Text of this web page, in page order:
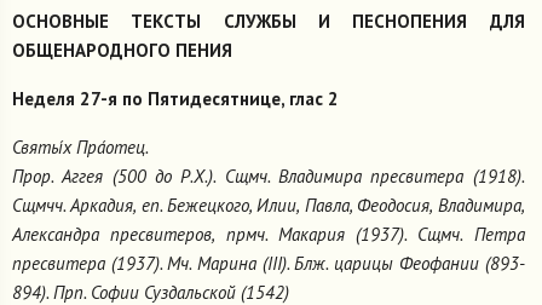
ОСНОВНЫЕ ТЕКСТЫ СЛУЖБЫ И ПЕСНОПЕНИЯ ДЛЯ
ОБЩЕНАРОДНОГО ПЕНИЯ
Неделя 27-я по Пятидесятнице, глас 2
Святы́х Пра́отец.
Прор. Аггея (500 до Р.Х.). Сщмч. Владимира пресвитера (1918).
Сщмчч. Аркадия, еп. Бежецкого, Илии, Павла, Феодосия, Владимира,
Александра пресвитеров, прмч. Макария (1937). Сщмч. Петра
пресвитера (1937). Мч. Марина (III). Блж. царицы Феофании (893-
894). Прп. Софии Суздальской (1542)